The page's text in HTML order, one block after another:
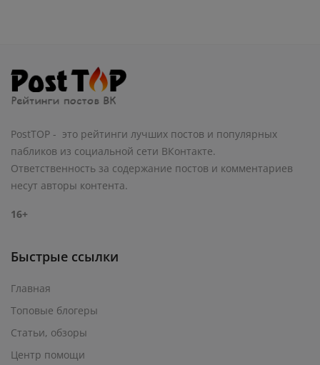
PostTOP - это рейтинги лучших постов и популярных
пабликов из социальной сети ВКонтакте.
Ответственность за содержание постов и комментариев
несут авторы контента.
16+
Быстрые ссылки
Главная
Топовые блогеры
Статьи, обзоры
Центр помощи